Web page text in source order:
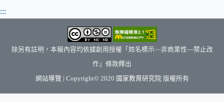
:::
除另有註明，本報內容均依據創用授權「姓名標示—非商業性—禁止改
作」條款釋出
網站導覽 | Copyright© 2020 國家教育研究院（另開新視窗）
版權所有